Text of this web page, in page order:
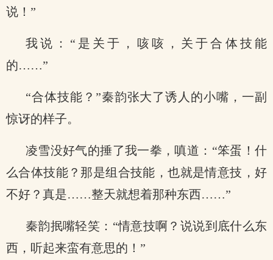
说！”
我说：“是关于，咳咳，关于合体技能
的……”
“合体技能？”秦韵张大了诱人的小嘴，一副
惊讶的样子。
凌雪没好气的捶了我一拳，嗔道：“笨蛋！什
么合体技能？那是组合技能，也就是情意技，好
不好？真是……整天就想着那种东西……”
秦韵抿嘴轻笑：“情意技啊？说说到底什么东
西，听起来蛮有意思的！”